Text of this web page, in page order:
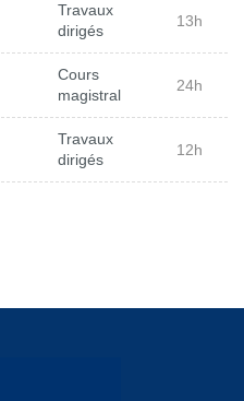
Travaux
dirigés
13h
Cours
magistral
24h
Travaux
dirigés
12h